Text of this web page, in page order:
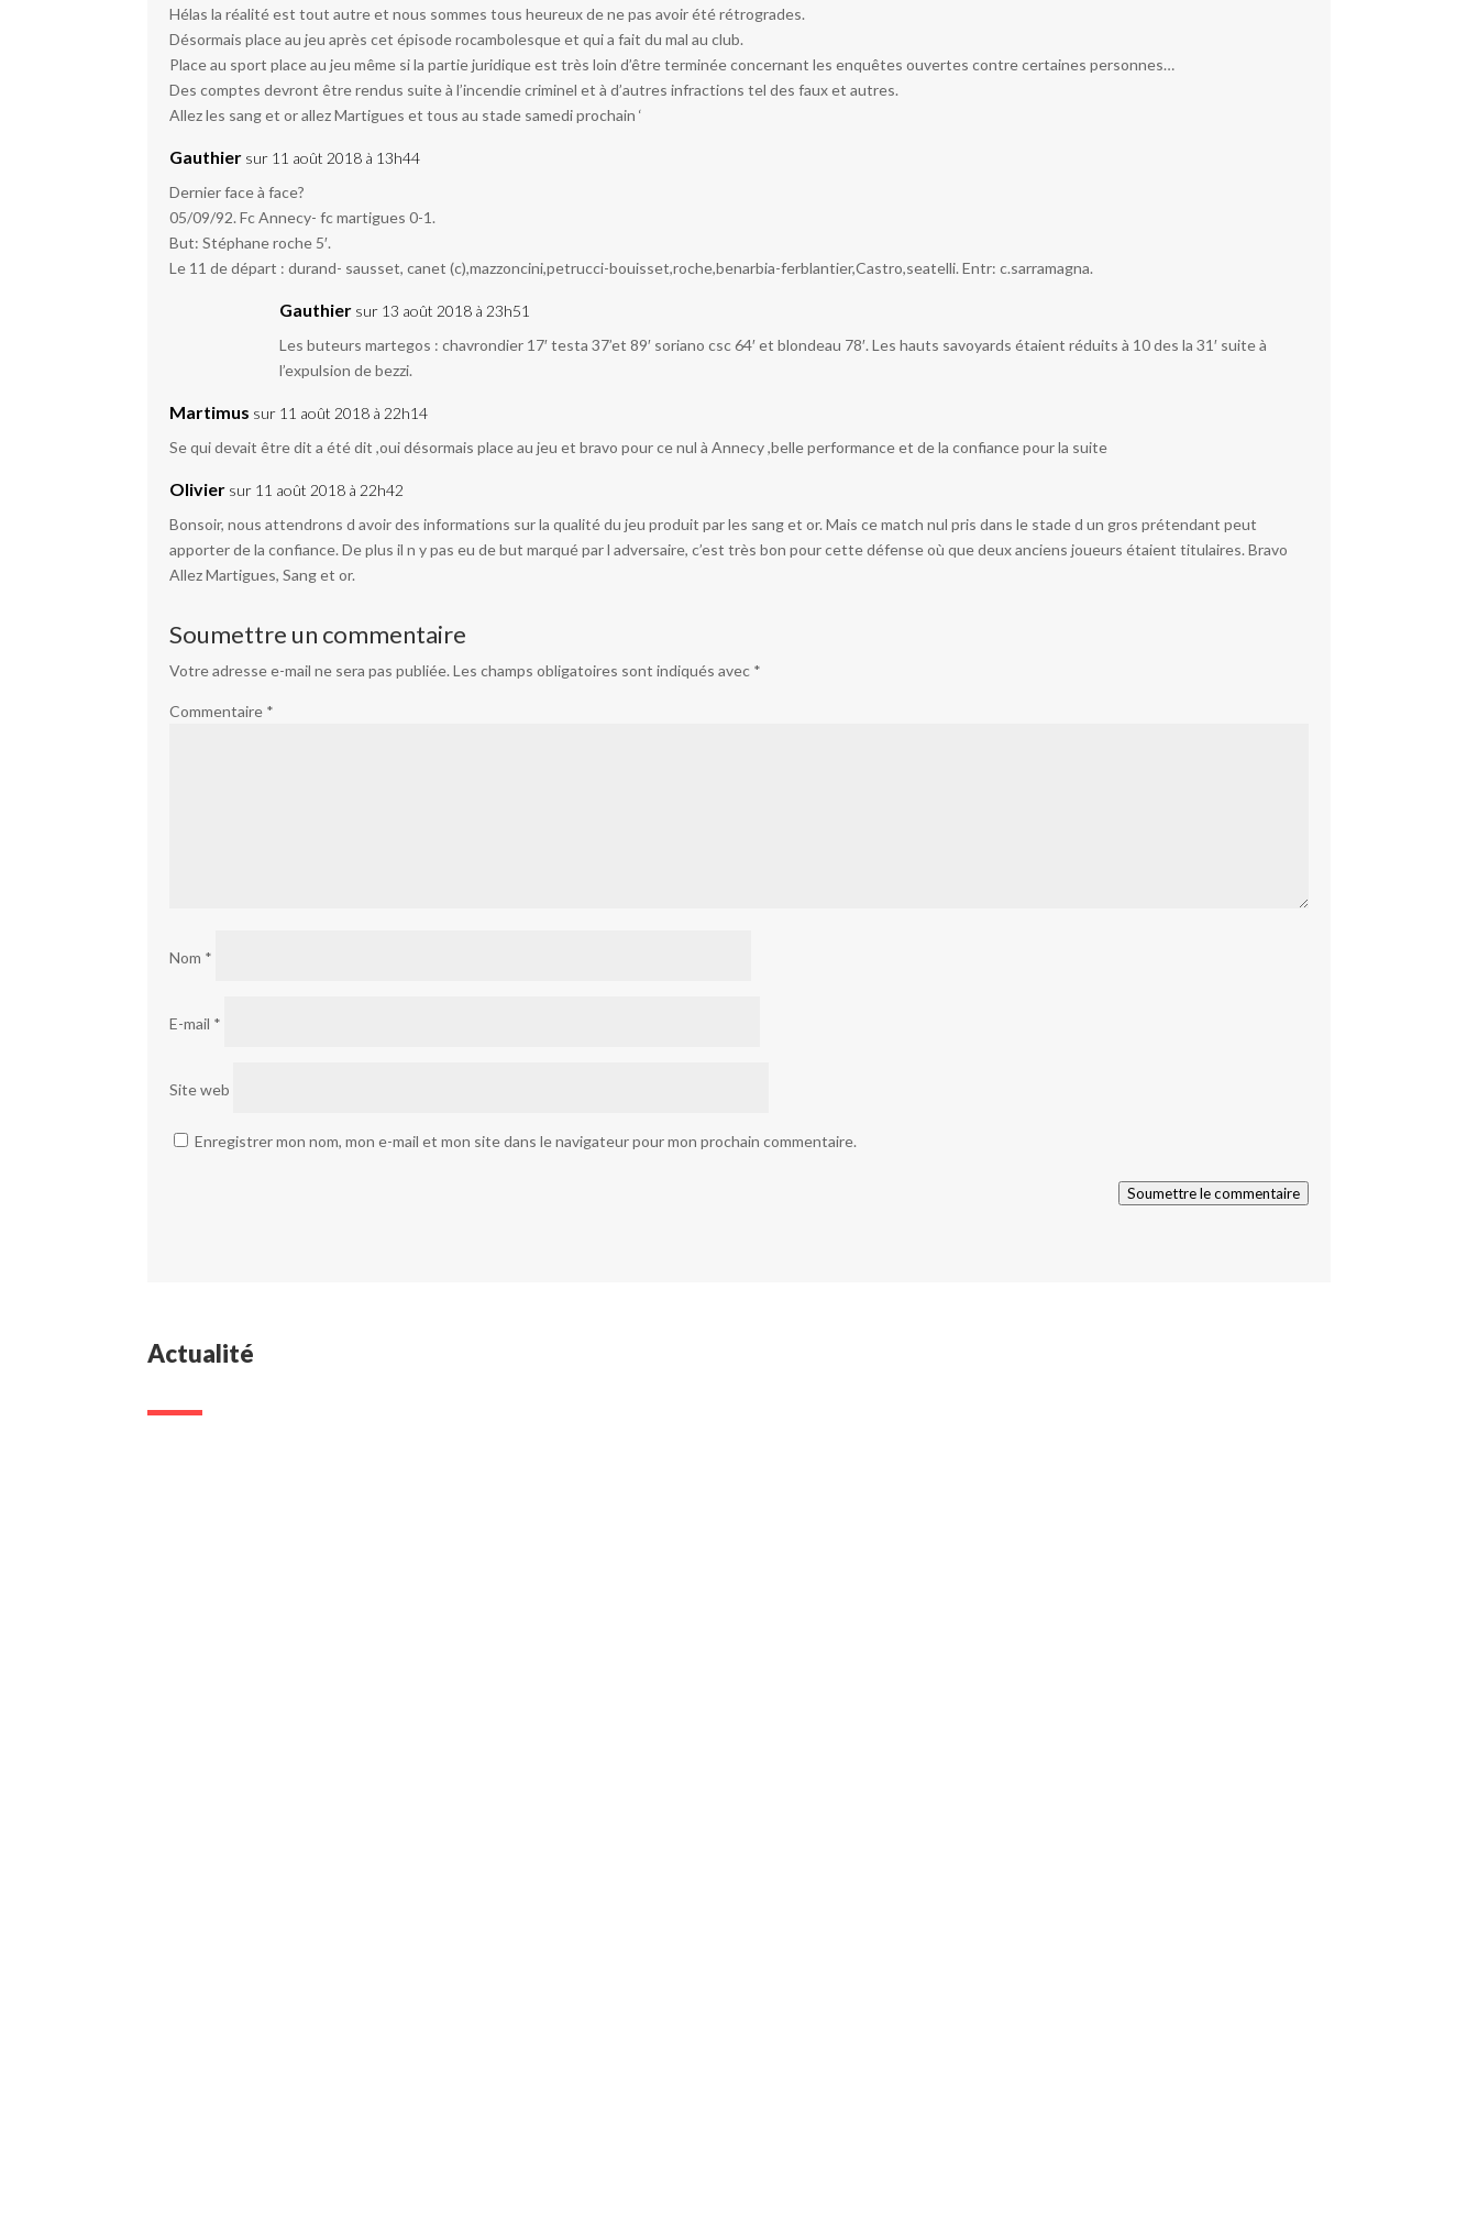
Hélas la réalité est tout autre et nous sommes tous heureux de ne pas avoir été rétrogrades.
Désormais place au jeu après cet épisode rocambolesque et qui a fait du mal au club.
Place au sport place au jeu même si la partie juridique est très loin d’être terminée concernant les enquêtes ouvertes contre certaines personnes…
Des comptes devront être rendus suite à l’incendie criminel et à d’autres infractions tel des faux et autres.
Allez les sang et or allez Martigues et tous au stade samedi prochain ‘
Gauthier sur 11 août 2018 à 13h44
Dernier face à face?
05/09/92. Fc Annecy- fc martigues 0-1.
But: Stéphane roche 5′.
Le 11 de départ : durand- sausset, canet (c),mazzoncini,petrucci-bouisset,roche,benarbia-ferblantier,Castro,seatelli. Entr: c.sarramagna.
Gauthier sur 13 août 2018 à 23h51
Les buteurs martegos : chavrondier 17′ testa 37’et 89′ soriano csc 64′ et blondeau 78′. Les hauts savoyards étaient réduits à 10 des la 31′ suite à
l’expulsion de bezzi.
Martimus sur 11 août 2018 à 22h14
Se qui devait être dit a été dit ,oui désormais place au jeu et bravo pour ce nul à Annecy ,belle performance et de la confiance pour la suite
Olivier sur 11 août 2018 à 22h42
Bonsoir, nous attendrons d avoir des informations sur la qualité du jeu produit par les sang et or. Mais ce match nul pris dans le stade d un gros prétendant peut
apporter de la confiance. De plus il n y pas eu de but marqué par l adversaire, c’est très bon pour cette défense où que deux anciens joueurs étaient titulaires. Bravo
Allez Martigues, Sang et or.
Soumettre un commentaire
Votre adresse e-mail ne sera pas publiée. Les champs obligatoires sont indiqués avec *
Commentaire *
Nom *
E-mail *
Site web
Enregistrer mon nom, mon e-mail et mon site dans le navigateur pour mon prochain commentaire.
Soumettre le commentaire
Actualité